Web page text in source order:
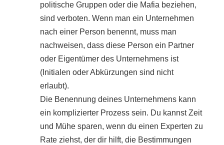
politische Gruppen oder die Mafia beziehen,
sind verboten. Wenn man ein Unternehmen
nach einer Person benennt, muss man
nachweisen, dass diese Person ein Partner
oder Eigentümer des Unternehmens ist
(Initialen oder Abkürzungen sind nicht
erlaubt).
Die Benennung deines Unternehmens kann
ein komplizierter Prozess sein. Du kannst Zeit
und Mühe sparen, wenn du einen Experten zu
Rate ziehst, der dir hilft, die Bestimmungen